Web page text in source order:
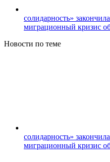
солидарность»
миграционный кризис
Новости по теме
солидарность»
миграционный кризис